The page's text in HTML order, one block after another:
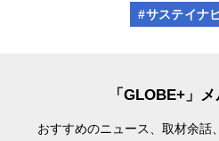
#サステイナ
「GLOBE+」
おすすめのニュース、取材余話、